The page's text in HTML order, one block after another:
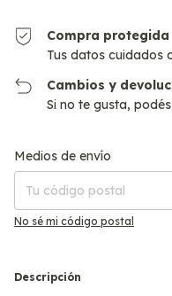
Compra protegida
Tus datos cuidados
Cambios y
Si no te gusta,
Entregas para el CP:
Medios de envío
No sé mi código postal
Descripción